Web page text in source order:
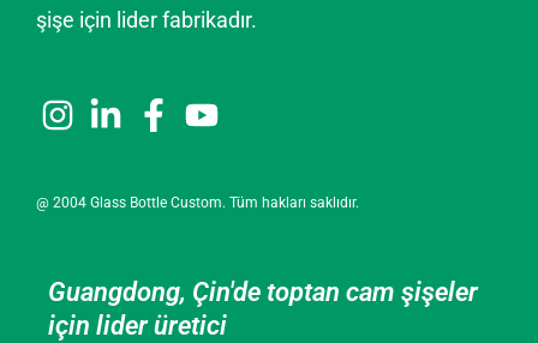
şişe için lider fabrikadır.
@ 2004 Glass Bottle Custom. Tüm hakları saklıdır.
Guangdong, Çin'de toptan cam şişeler
için lider üretici